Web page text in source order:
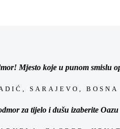
Mjesto koje u punom smislu
SARAJEVO, BOSNA
za tijelo i dušu izaberite